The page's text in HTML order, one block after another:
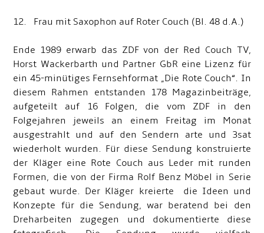
12. Frau mit Saxophon auf Roter Couch (Bl. 48 d.A.)
Ende 1989 erwarb das ZDF von der Red Couch TV,
Horst Wackerbarth und Partner GbR eine Lizenz für
ein 45-minütiges Fernsehformat „Die Rote Couch“. In
diesem Rahmen entstanden 178 Magazinbeiträge,
aufgeteilt auf 16 Folgen, die vom ZDF in den
Folgejahren jeweils an einem Freitag im Monat
ausgestrahlt und auf den Sendern arte und 3sat
wiederholt wurden. Für diese Sendung konstruierte
der Kläger eine Rote Couch aus Leder mit runden
Formen, die von der Firma Rolf Benz Möbel in Serie
gebaut wurde. Der Kläger kreierte die Ideen und
Konzepte für die Sendung, war beratend bei den
Dreharbeiten zugegen und dokumentierte diese